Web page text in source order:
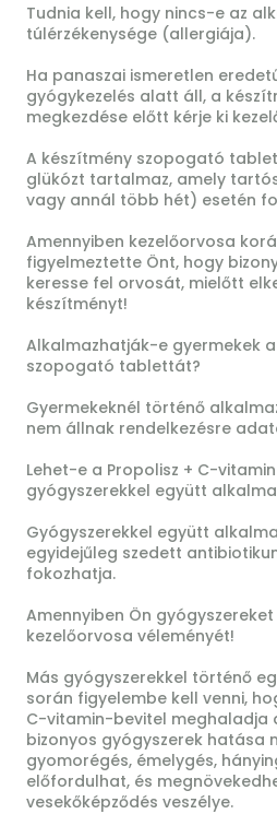
Tudnia kell, hogy nincs-e az
túlérzékenysége (allergiája).
Ha panaszai ismeretlen
gyógykezelés alatt áll, a
megkezdése előtt kérje ki
A készítmény szopogató
glükózt tartalmaz, amely
vagy annál több hét) esetén
Amennyiben kezelőorvosa
figyelmeztette Önt, hogy
keresse fel orvosát, mielőtt
készítményt!
Alkalmazhatják-e gyermekek
szopogató tablettát?
Gyermekeknél történő
nem állnak rendelkezésre
Lehet-e a Propolisz + C-
gyógyszerekkel együtt
Gyógyszerekkel együtt
egyidejűleg szedett
fokozhatja.
Amennyiben Ön gyógyszereket
kezelőorvosa véleményét!
Más gyógyszerekkel történő
során figyelembe kell venni,
C-vitamin-bevitel meghaladja
bizonyos gyógyszerek hatása
gyomorégés, émelygés,
előfordulhat, és
vesekőképződés veszélye.